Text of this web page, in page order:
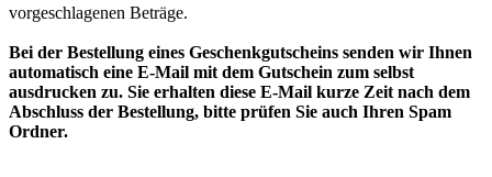
vorgeschlagenen Beträge.
Bei der Bestellung eines Geschenkgutscheins senden wir Ihnen
automatisch eine E-Mail mit dem Gutschein zum selbst
ausdrucken zu. Sie erhalten diese E-Mail kurze Zeitnach dem
Abschluss der Bestellung, bitte prüfen Sie auch Ihren Spam
Ordner.